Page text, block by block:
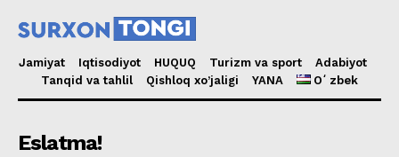
Jamiyat Iqtisodiyot HUQUQ Turizm va sport
Adabiyot
Tanqid va tahlil
Qishloq xo’jaligi YANA Oʻzbek
Eslatma!